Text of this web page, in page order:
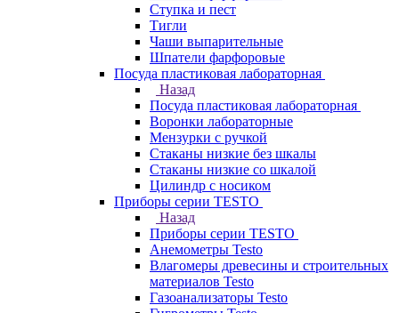
Ступка и пест
Тигли
Чаши выпарительные
Шпатели фарфоровые
Посуда пластиковая лабораторная
Назад
Посуда пластиковая лабораторная
Воронки лабораторные
Мензурки с ручкой
Стаканы низкие без шкалы
Стаканы низкие со шкалой
Цилиндр с носиком
Приборы серии TESTO
Назад
Приборы серии TESTO
Анемометры Testo
Влагомеры древесины и строительных
материалов Testo
Газоанализаторы Testo